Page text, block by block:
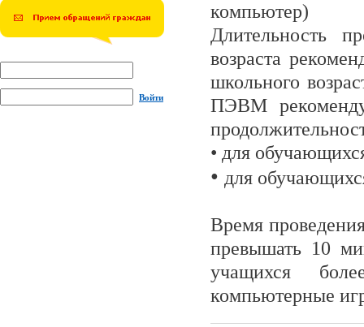
Войти
компьютер)
Длительность
возраста
школьного
ПЭВМ
• для
• для
Время
превышать 10
учащихся
компьютерные